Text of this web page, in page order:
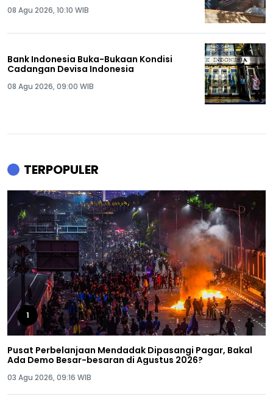
08 Agu 2026, 10:10 WIB
Bank Indonesia Buka-Bukaan Kondisi
Cadangan Devisa Indonesia
08 Agu 2026, 09:00 WIB
TERPOPULER
1
Pusat Perbelanjaan Mendadak Dipasangi Pagar, Bakal
Ada Demo Besar-besaran di Agustus 2026?
03 Agu 2026, 09:16 WIB